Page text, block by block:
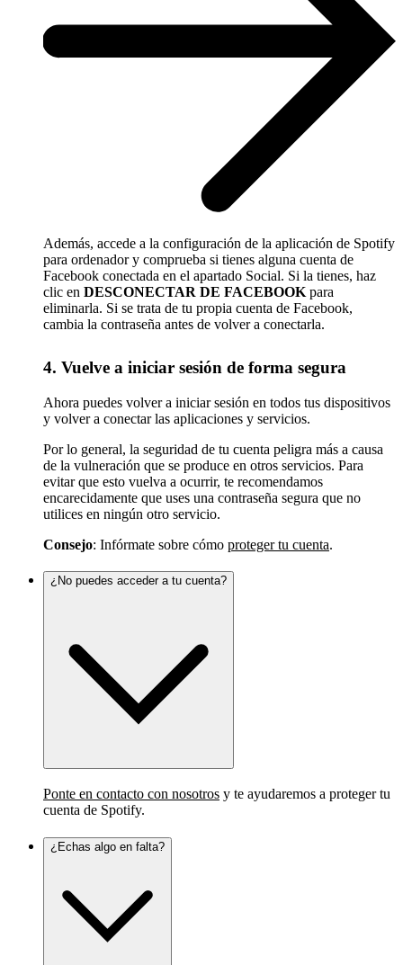
Además, accede a la configuración de la aplicación de Spotify
para ordenador y comprueba si tienes alguna cuenta de
Facebook conectada en el apartado Social. Si la tienes, haz
clic en DESCONECTAR DE FACEBOOK para
eliminarla. Si se trata de tu propia cuenta de Facebook,
cambia la contraseña antes de volver a conectarla.
4. Vuelve a iniciar sesión de forma segura
Ahora puedes volver a iniciar sesión en todos tus dispositivos
y volver a conectar las aplicaciones y servicios.
Por lo general, la seguridad de tu cuenta peligra más a causa
de la vulneración que se produce en otros servicios. Para
evitar que esto vuelva a ocurrir, te recomendamos
encarecidamente que uses una contraseña segura que no
utilices en ningún otro servicio.
Consejo: Infórmate sobre cómo proteger tu cuenta.
¿No puedes acceder a tu cuenta?
Ponte en contacto con nosotros y te ayudaremos a proteger tu
cuenta de Spotify.
¿Echas algo en falta?